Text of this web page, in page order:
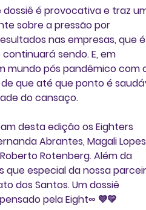
dossiê é provocativa e traz
sobre a pressão por
nas empresas, que
sendo. E, em
mundo pós pandêmico com
que até que ponto é
do cansaço.
desta edição os Eighters
Abrantes, Magali
Rotenberg. Além da
que especial da nossa
dos Santos. Um dossiê
pela Eight∞ 💜💛